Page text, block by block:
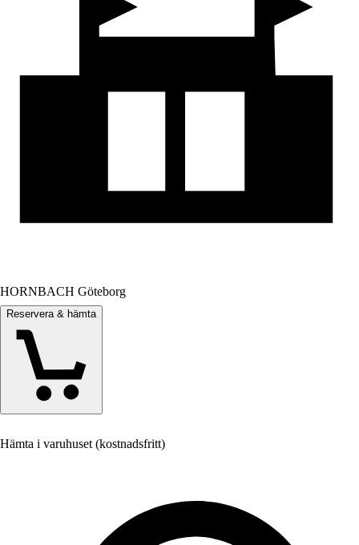
HORNBACH Göteborg
Reservera & hämta
Hämta i varuhuset (kostnadsfritt)